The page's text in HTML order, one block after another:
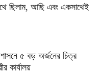
ছিলাম, আছি এবং একসাথেই
৫ বড় অর্জনের চিত্র
কার্যালয়